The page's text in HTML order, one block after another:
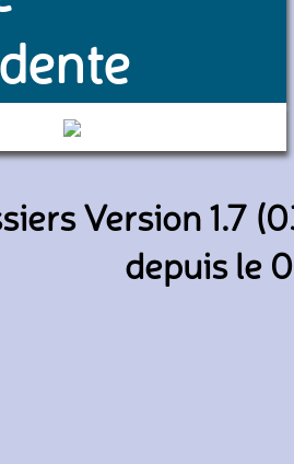
(SETRAM)
Version 1.7
depuis le